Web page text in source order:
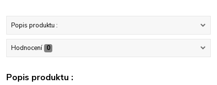
Popis produktu :
Hodnocení 0
Popis produktu :